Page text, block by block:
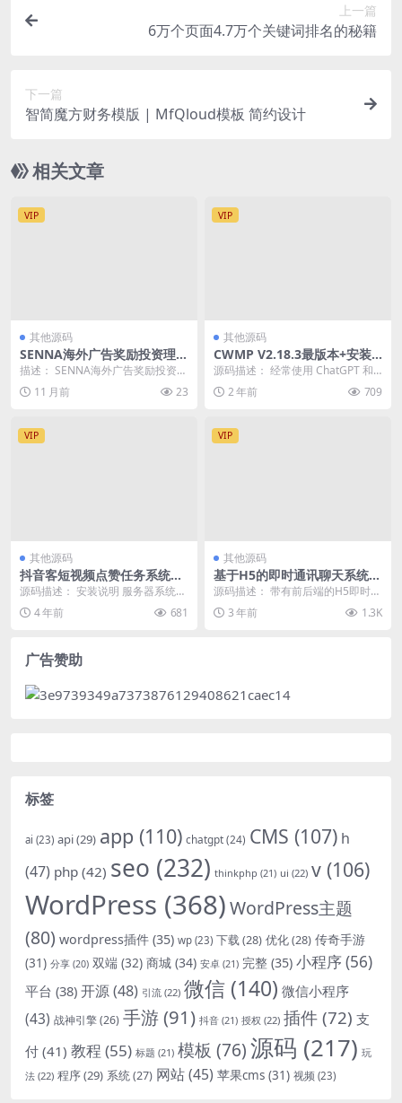
上一篇
6万个页面4.7万个关键词排名的秘籍
下一篇
智简魔方财务模版 | MfQloud模板 简约设计
相关文章
VIP
其他源码
SENNA海外广告奖励投资理财
源码 附详细教程
描述： SENNA海外广告奖励投资理
财源码/附详细教程 投资理财新模
式，通过观看...
11 月前 23
VIP
其他源码
CWMP V2.18.3最版本+安装
部署教程 （优化suno+开源功
能强大的ChatGPT + Midjour
ney最好的AI系统前端）
源码描述： 经常使用 ChatGPT 和
Midjourney 这两个AI产品的...
2 年前 709
VIP
其他源码
抖音客短视频点赞任务系统完
美运营级别[等级功能+信誉积
分+保证金]
源码描述： 安装说明 服务器系统：
Linux+Centos7.0以上+宝塔 亲测...
4 年前 681
VIP
其他源码
基于H5的即时通讯聊天系统源
码-全套完整源代码
源码描述： 带有前后端的H5即时通
讯聊天系统源码。该源码是一个开
源的即时通信de...
3 年前 1.3K
广告赞助
标签
ai (23) api(29) app (110) chatgpt(24) CMS (107) h
(47) php (42) seo (232) thinkphp (21) ui (22) v (106)
WordPress (368)WordPress主题
(80) wordpress插件 (35) wp (23) 下载(28) 优化(28) 传奇手游
(31) 分享 (20) 双端 (32) 商城 (34) 安卓 (21) 完整 (35) 小程序(56)
平台 (38) 开源(48) 引流 (22) 微信 (140) 微信小程序
(43) 战神引擎(26) 手游(91) 抖音 (21) 授权 (22) 插件 (72) 支
付 (41) 教程 (55) 标题 (21) 模板 (76)源码 (217) 玩
法 (22) 程序(29) 系统(27) 网站(45) 苹果cms (31) 视频 (23)